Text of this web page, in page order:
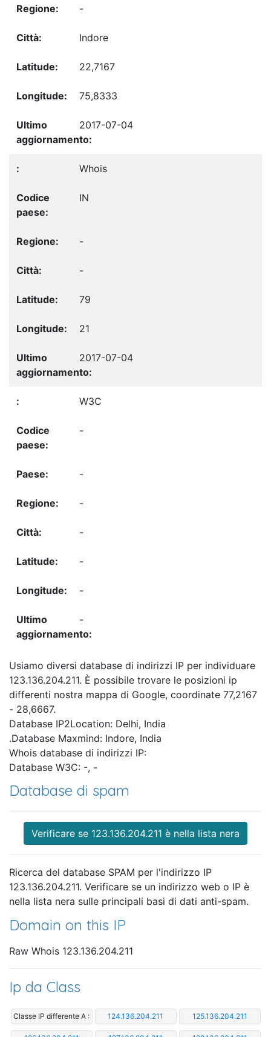
-
Indore
22,7167
75,8333
2017-07-04
Whois
IN
-
-
79
21
2017-07-04
W3C
-
-
-
-
-
-
-
Usiamo diversi database di indirizzi IP per individuare
123.136.204.211. È possibile trovare le posizioni ip
differenti nostra mappa di Google, coordinate 77,2167
- 28,6667.
Database IP2Location: Delhi, India
.Database Maxmind: Indore, India
Whois database di indirizzi IP:
Database W3C: -, -
Database di spam
Verificare se 123.136.204.211 è nella lista nera
Ricerca del database SPAM per l'indirizzo IP
123.136.204.211. Verificare se un indirizzo web o IP è
nella lista nera sulle principali basi di dati anti-spam.
Domain on this IP
Raw Whois 123.136.204.211
Ip da Class
Classe IP differente A : 124.136.204.211 125.136.204.211